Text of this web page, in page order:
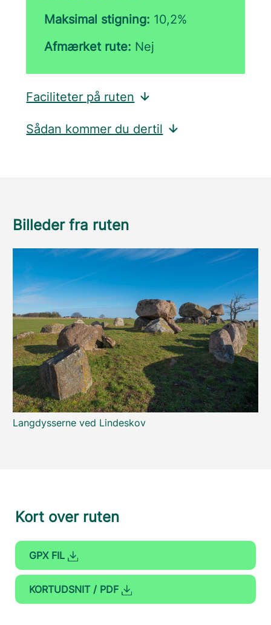
Maksimal stigning: 10,2%
Afmærket rute: Nej
Faciliteter på ruten
Sådan kommer du dertil
Billeder fra ruten
Langdysserne ved Lindeskov
Kort over ruten
GPX FIL
KORTUDSNIT / PDF